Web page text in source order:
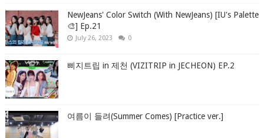
NewJeans' Color Switch (With NewJeans) [IU's Palette
🎨] Ep.21
July 26, 2023 0
삐지트립 in 제천 (VIZITRIP in JECHEON) EP.2
여름이 들려(Summer Comes) [Practice ver.]